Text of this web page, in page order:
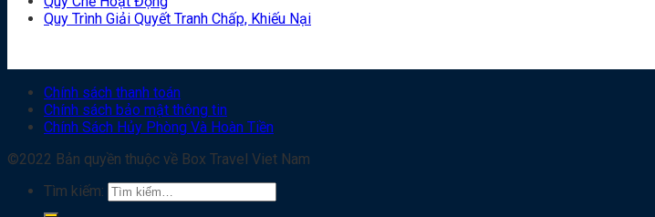
Quy Trình Giải Quyết Tranh Chấp, Khiếu Nại
Chính sách thanh toán
Chính sách bảo mật thông tin
Chính Sách Hủy Phòng Và Hoàn Tiền
©2022 Bản quyền thuộc về Box Travel Viet Nam
Tìm kiếm: